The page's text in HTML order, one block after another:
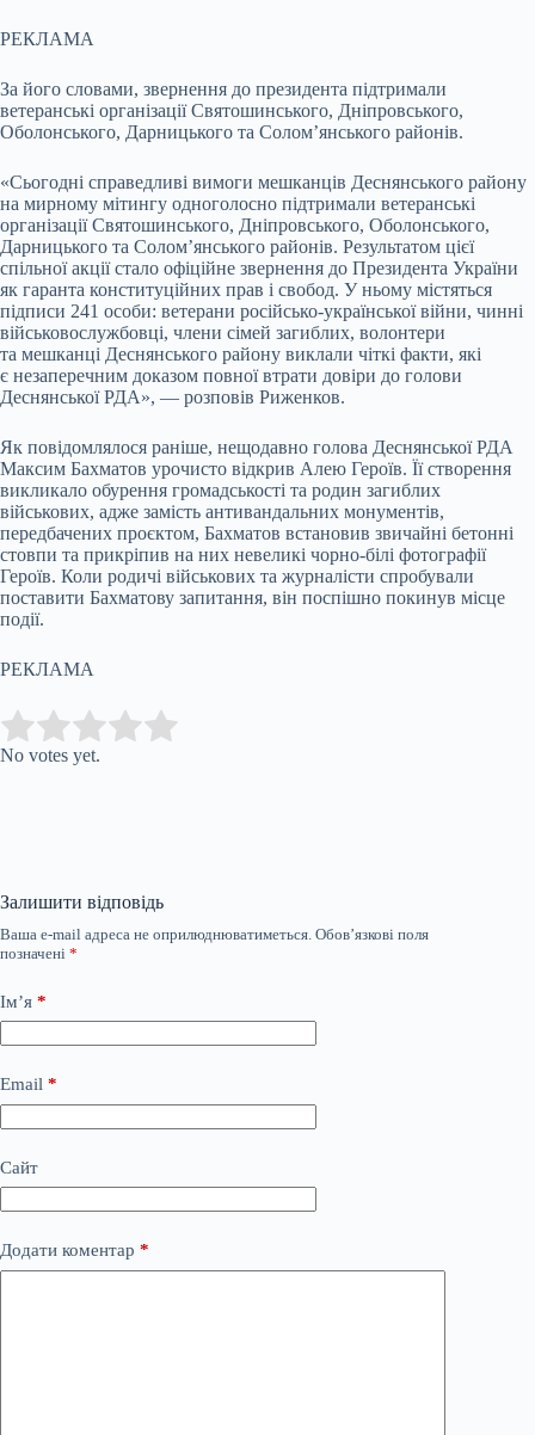
РЕКЛАМА
За його словами, звернення до президента підтримали
ветеранські організації Святошинського, Дніпровського,
Оболонського, Дарницького та Солом’янського районів.
«Сьогодні справедливі вимоги мешканців Деснянського району
на мирному мітингу одноголосно підтримали ветеранські
організації Святошинського, Дніпровського, Оболонського,
Дарницького та Солом’янського районів. Результатом цієї
спільної акції стало офіційне звернення до Президента України
як гаранта конституційних прав і свобод. У ньому містяться
підписи 241 особи: ветерани російсько-української війни, чинні
військовослужбовці, члени сімей загиблих, волонтери
та мешканці Деснянського району виклали чіткі факти, які
є незаперечним доказом повної втрати довіри до голови
Деснянської РДА», — розповів Риженков.
Як повідомлялося раніше, нещодавно голова Деснянської РДА
Максим Бахматов урочисто відкрив Алею Героїв. Її створення
викликало обурення громадськості та родин загиблих
військових, адже замість антивандальних монументів,
передбачених проєктом, Бахматов встановив звичайні бетонні
стовпи та прикріпив на них невеликі чорно-білі фотографії
Героїв. Коли родичі військових та журналісти спробували
поставити Бахматову запитання, він поспішно покинув місце
події.
РЕКЛАМА
Rate this item:
No votes yet.
Залишити відповідь
Ваша e-mail адреса не оприлюднюватиметься. Обов’язкові поля
позначені *
Ім’я *
Email *
Сайт
Додати коментар *